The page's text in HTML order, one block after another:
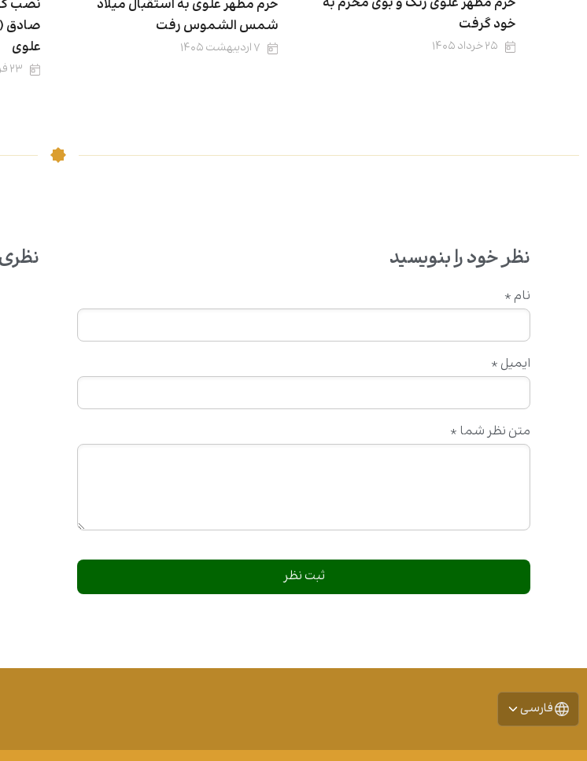
خود گرفت
۲۵ خرداد ۱۴۰۵
حرم مطهر علوی به استقبال میلاد
شمس الشموس رفت
۷ اردیبهشت ۱۴۰۵
نصب
صادق
علوی
۲۳ فروردین ۱۴۰۵
نظر خود را بنویسید
متن نظر شما *
نام *
ایمیل *
فارسی